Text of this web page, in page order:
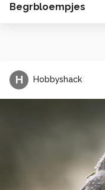
Begrbloempjes
H Hobbyshack